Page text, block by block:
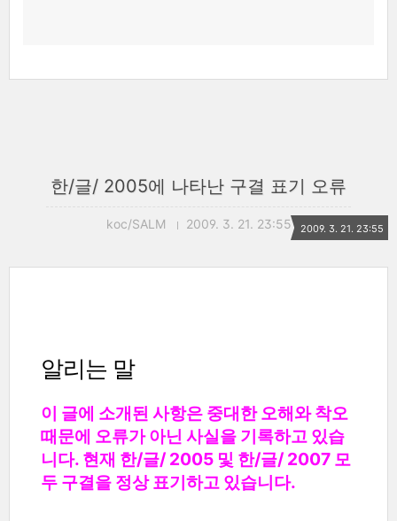
한/글/ 2005에 나타난 구결 표기 오류
koc/SALM 2009. 3. 21. 23:55 2009. 3. 21. 23:55
알리는 말
이 글에 소개된 사항은 중대한 오해와 착오
때문에 오류가 아닌 사실을 기록하고 있습
니다. 현재 한/글/ 2005 및 한/글/ 2007 모
두 구결을 정상 표기하고 있습니다.